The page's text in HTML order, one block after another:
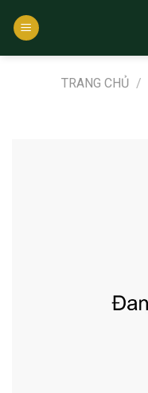
qua
TRANG CHỦ /